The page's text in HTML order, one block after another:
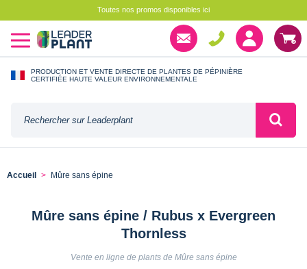
Toutes nos promos disponibles ici
PRODUCTION ET VENTE DIRECTE DE PLANTES DE PÉPINIÈRE
CERTIFIÉE HAUTE VALEUR ENVIRONNEMENTALE
Accueil Mûre sans épine
Mûre sans épine / Rubus x Evergreen
Thornless
Vente en ligne de plants de Mûre sans épine